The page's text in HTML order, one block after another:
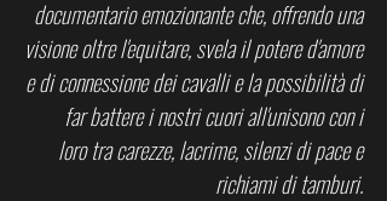
documentario emozionanteche, offrendo una
visione oltre l'equitare,svela il potere d'amore
e di connessione dei cavallie la possibilità di
far battere i nostri cuori all'unisono con i
lorotra carezze, lacrime, silenzi di pace e
richiami di tamburi.